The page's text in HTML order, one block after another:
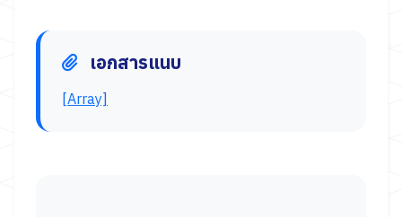
เอกสารแนบ
[Array]